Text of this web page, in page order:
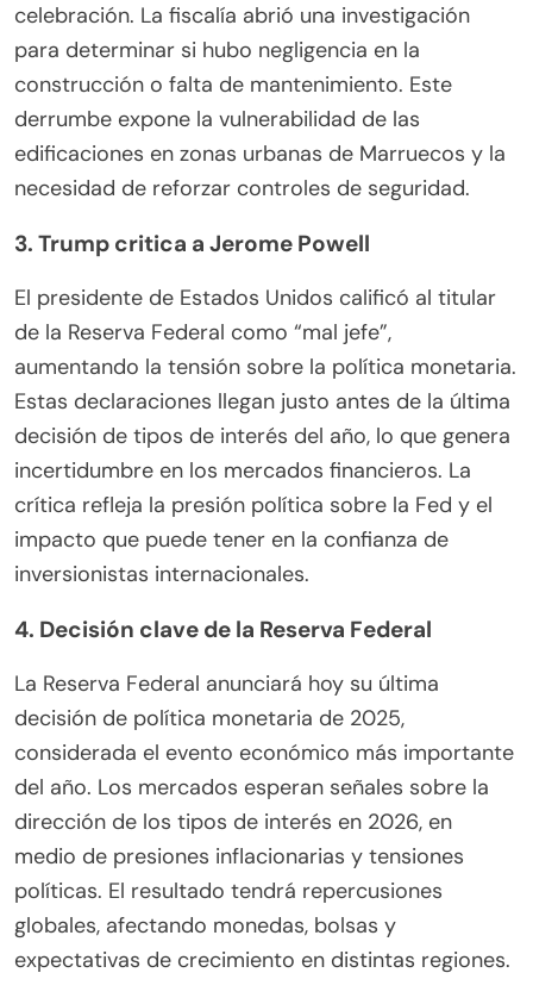
celebración. La fiscalía abrió una investigación
para determinar si hubo negligencia en la
construcción o falta de mantenimiento. Este
derrumbe expone la vulnerabilidad de las
edificaciones en zonas urbanas de Marruecos y la
necesidad de reforzar controles de seguridad.
3. Trump critica a Jerome Powell
El presidente de Estados Unidos calificó al titular
de la Reserva Federal como “mal jefe”,
aumentando la tensión sobre la política monetaria.
Estas declaraciones llegan justo antes de la última
decisión de tipos de interés del año, lo que genera
incertidumbre en los mercados financieros. La
crítica refleja la presión política sobre la Fed y el
impacto que puede tener en la confianza de
inversionistas internacionales.
4. Decisión clave de la Reserva Federal
La Reserva Federal anunciará hoy su última
decisión de política monetaria de 2025,
considerada el evento económico más importante
del año. Los mercados esperan señales sobre la
dirección de los tipos de interés en 2026, en
medio de presiones inflacionarias y tensiones
políticas. El resultado tendrá repercusiones
globales, afectando monedas, bolsas y
expectativas de crecimiento en distintas regiones.